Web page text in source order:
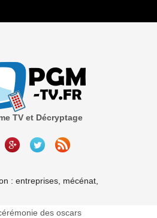
TV et Décryptage
: entreprises, mécénat, associations-les
des oscars